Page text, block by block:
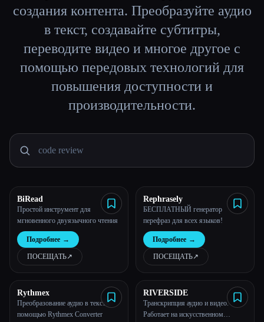
Сравнить инструменты
создания контента. Преобразуйте аудио
в текст, создавайте субтитры,
переводите видео и многое другое с
помощью передовых технологий для
повышения доступности и
производительности.
BiRead
Простой инструмент для
мгновенного двуязычного чтения
Подробнее →
ПОСЕЩАТЬ↗︎
Rephrasely
БЕСПЛАТНЫЙ генератор
перефраз для всех языков!
Подробнее →
ПОСЕЩАТЬ↗︎
Rythmex
Преобразование аудио в текст с
помощью Rythmex Converter
RIVERSIDE
Транскрипция аудио и видео.
Работает на искусственном